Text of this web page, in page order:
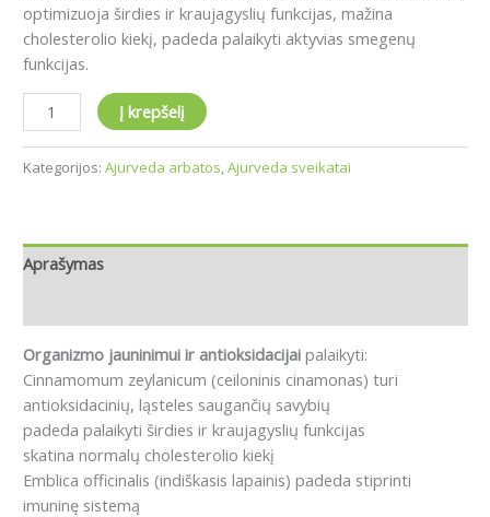
optimizuoja širdies ir kraujagyslių funkcijas, mažina
cholesterolio kiekį, padeda palaikyti aktyvias smegenų
funkcijas.
Į krepšelį
Kategorijos: Ajurveda arbatos,Ajurveda sveikatai
Aprašymas
Organizmo jauninimui ir antioksidacijai palaikyti:
Cinnamomum zeylanicum (ceiloninis cinamonas) turi
antioksidacinių, ląsteles saugančių savybių
padeda palaikyti širdies ir kraujagyslių funkcijas
skatina normalų cholesterolio kiekį
Emblica officinalis (indiškasis lapainis) padeda stiprinti
imuninę sistemą